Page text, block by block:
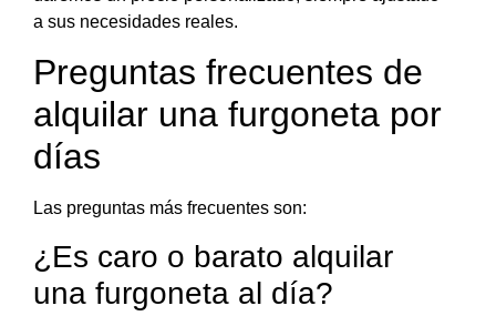
a sus necesidades reales.
Preguntas frecuentes de
alquilar una furgoneta por
días
Las preguntas más frecuentes son:
¿Es caro o barato alquilar
una furgoneta al día?